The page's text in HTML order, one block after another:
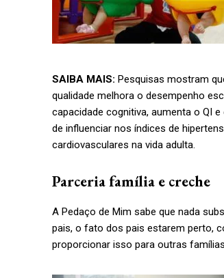
SAIBA MAIS: Pesquisas mostram
qualidade melhora o desempenho
capacidade cognitiva, aumenta o QI
de influenciar nos índices de
cardiovasculares na vida adulta.
Parceria família e creche
A Pedaço de Mim sabe que nada
pais, o fato dos pais estarem perto,
proporcionar isso para outras